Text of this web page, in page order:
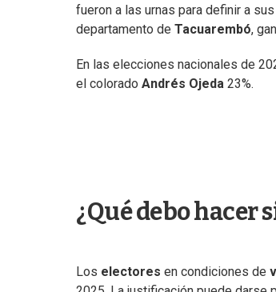
fueron a las urnas para definir a sus
departamento de Tacuarembó,
En las elecciones nacionales de
el colorado Andrés Ojeda 23%.
¿Qué debo hacer
Los electores en condiciones de